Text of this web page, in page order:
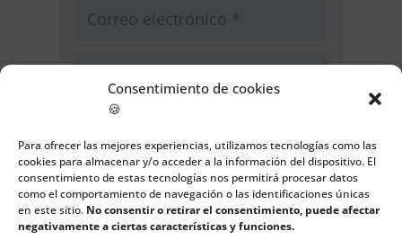
Consentimiento de cookies
🍪
Para ofrecer las mejores experiencias, utilizamos tecnologías como las
cookies para almacenar y/o acceder a la información del dispositivo. El
consentimiento de estas tecnologías nos permitirá procesar datos
como el comportamiento de navegación o las identificaciones únicas
en este sitio. No consentir o retirar el consentimiento, puede afectar
negativamente a ciertas características y funciones.
Guarda mi nombre, correo
electrónico y web en este navegador
para la próxima vez que comente.
Enviar comentario